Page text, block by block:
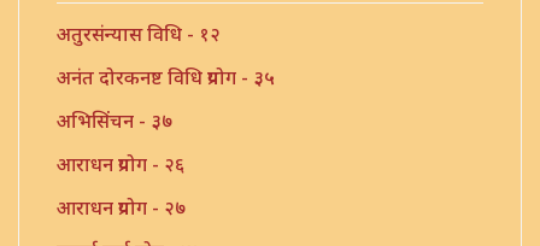
अतुरसंन्यास विधि - १२
अनंत दोरकनष्ट विधि प्रयोग - ३५
अभिसिंचन - ३७
आराधन प्रयोग - २६
आराधन प्रयोग - २७